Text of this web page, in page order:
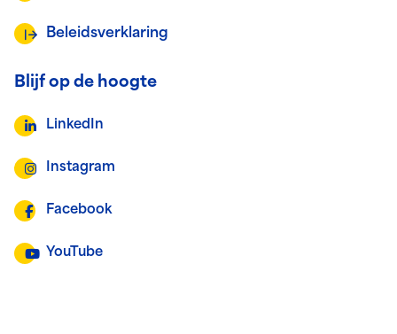
Beleidsverklaring
Blijf op de hoogte
LinkedIn
Instagram
Facebook
YouTube